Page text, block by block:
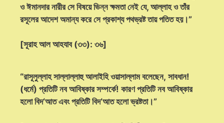
ও ঈমানদার নারীর সে বিষয়ে ভিন্ন ক্ষমতা নেই যে, আল্লাহ ও তাঁর
রসূলের আদেশ অমান্য করে সে প্রকাশ্য পথভ্রষ্ট তায় পতিত হয়।”
[সূরাহ আল আহযাব (৩৩): ৩৬]
“রাসূলুল্লাহ সাল্লাল্লাহু আলাইহি ওয়াসাল্লাম বলেছেন, সাবধান!
(ধর্মে) প্রতিটি নব আবিষ্কার সম্পর্কে! কারণ প্রতিটি নব আবিষ্কার
হলো বিদ‘আত এবং প্রতিটি বিদ‘আত হলো ভ্রষ্টতা।”